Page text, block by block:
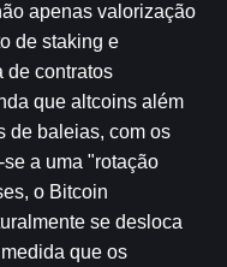
apenas valorização
de staking e
de contratos
que altcoins além
de baleias, com os
a uma "rotação
o Bitcoin
se desloca
que os